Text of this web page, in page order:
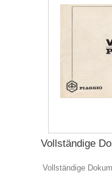
Vollständige
Vollständige